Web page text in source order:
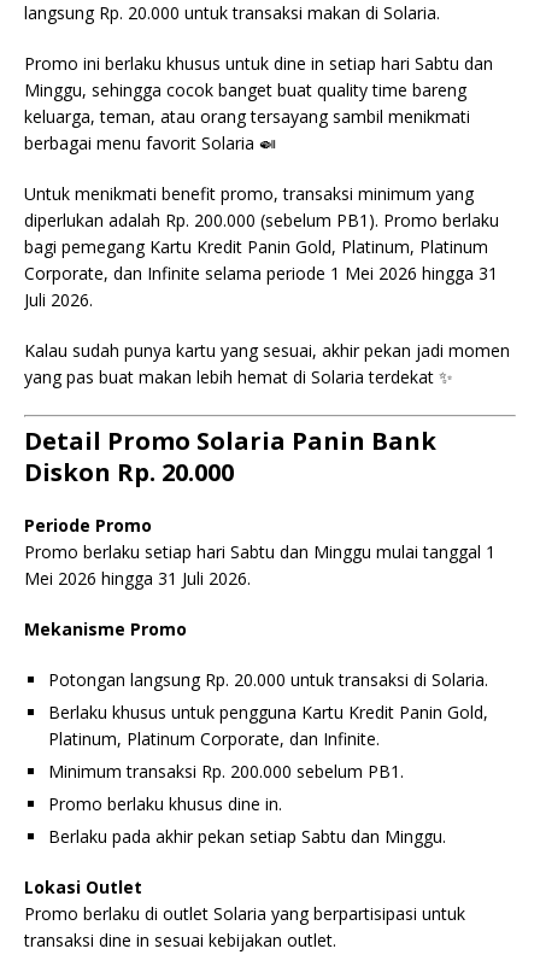
langsung Rp. 20.000 untuk transaksi makan di Solaria.
Promo ini berlaku khusus untuk dine in setiap hari Sabtu dan
Minggu, sehingga cocok banget buat quality time bareng
keluarga, teman, atau orang tersayang sambil menikmati
berbagai menu favorit Solaria 🍛
Untuk menikmati benefit promo, transaksi minimum yang
diperlukan adalah Rp. 200.000 (sebelum PB1). Promo berlaku
bagi pemegang Kartu Kredit Panin Gold, Platinum, Platinum
Corporate, dan Infinite selama periode 1 Mei 2026 hingga 31
Juli 2026.
Kalau sudah punya kartu yang sesuai, akhir pekan jadi momen
yang pas buat makan lebih hemat di Solaria terdekat ✨
Detail Promo Solaria Panin Bank
Diskon Rp. 20.000
Periode Promo
Promo berlaku setiap hari Sabtu dan Minggu mulai tanggal 1
Mei 2026 hingga 31 Juli 2026.
Mekanisme Promo
Potongan langsung Rp. 20.000 untuk transaksi di Solaria.
Berlaku khusus untuk pengguna Kartu Kredit Panin Gold,
Platinum, Platinum Corporate, dan Infinite.
Minimum transaksi Rp. 200.000 sebelum PB1.
Promo berlaku khusus dine in.
Berlaku pada akhir pekan setiap Sabtu dan Minggu.
Lokasi Outlet
Promo berlaku di outlet Solaria yang berpartisipasi untuk
transaksi dine in sesuai kebijakan outlet.